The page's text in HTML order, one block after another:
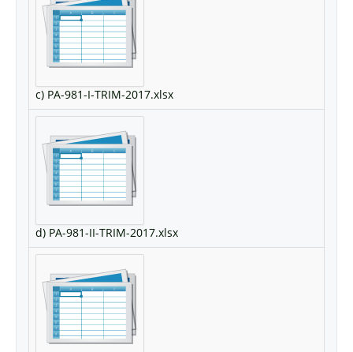
c) PA-981-I-TRIM-2017.xlsx
d) PA-981-II-TRIM-2017.xlsx